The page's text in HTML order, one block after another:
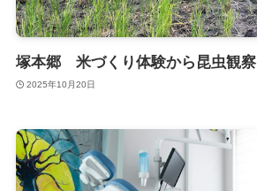
塚本郷 米づくり体験から昆虫観察
2025年10月20日